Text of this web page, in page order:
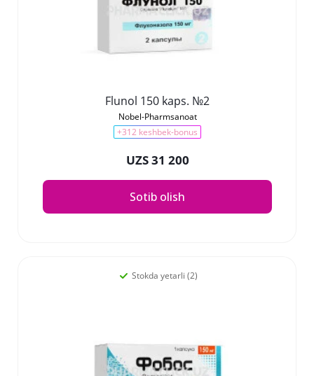
Flunol 150 kaps. №2
Nobel-Pharmsanoat
+312 keshbek-bonus
UZS 31 200
Sotib olish
Stokda yetarli (2)